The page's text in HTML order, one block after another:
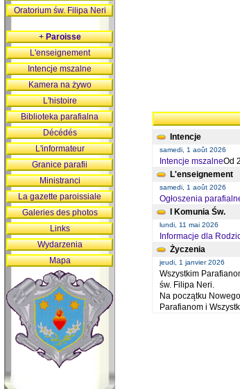
Intencje
samedi, 1 août 2026
Intencje mszalneOd
L'enseignement
samedi, 1 août 2026
Ogłoszenia
I Komunia Św.
lundi, 11 mai 2026
Informacje dla
Życzenia
jeudi, 1 janvier 2026
Wszystkim
św. Filipa Neri.
Na początku
Parafianom i
Oratorium św. Filipa Neri
+Paroisse
L'enseignement
Intencje mszalne
Kamera na żywo
L'histoire
Biblioteka parafialna
Décédés
L'informateur
Granice parafii
Ministranci
La gazette paroissiale
Galeries des photos
Links
Wydarzenia
Mapa